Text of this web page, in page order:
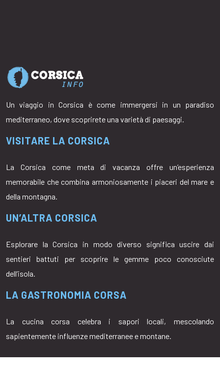
Un viaggio in Corsica è come immergersi in un paradiso
mediterraneo, dove scoprirete una varietà di paesaggi.
VISITARE LA CORSICA
La Corsica come meta di vacanza offre un’esperienza
memorabile che combina armoniosamente i piaceri del mare e
della montagna.
UN’ALTRA CORSICA
Esplorare la Corsica in modo diverso significa uscire dai
sentieri battuti per scoprire le gemme poco conosciute
dell’isola.
LA GASTRONOMIA CORSA
La cucina corsa celebra i sapori locali, mescolando
sapientemente influenze mediterranee e montane.